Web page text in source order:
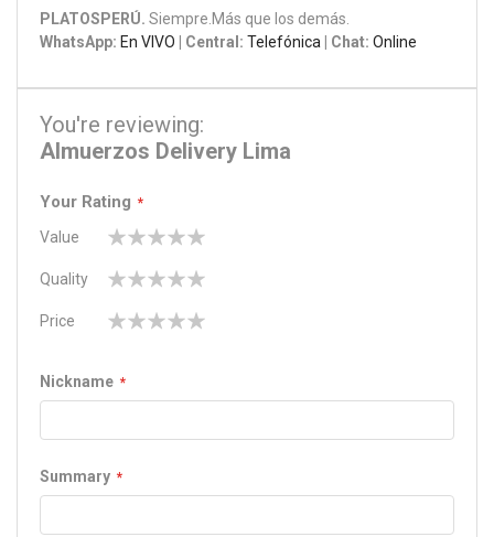
PLATOSPERÚ. Siempre.Más que los demás.
WhatsApp: En VIVO | Central: Telefónica | Chat: Online
You're reviewing:
Almuerzos Delivery Lima
Your Rating
Value
star
stars
stars
stars
stars
Quality
star
stars
stars
stars
stars
Price
Nickname
Summary